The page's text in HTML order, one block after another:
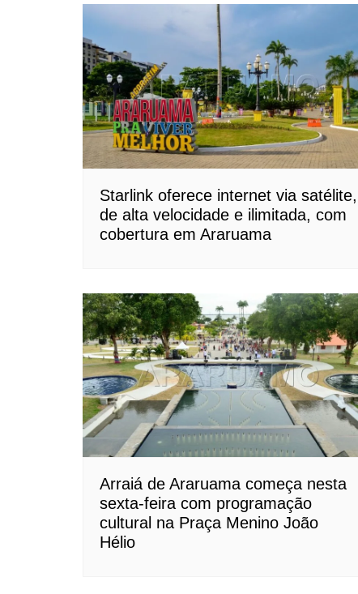
Starlink oferece internet via satélite,
de alta velocidade e ilimitada, com
cobertura em Araruama
Arraiá de Araruama começa nesta
sexta-feira com programação
cultural na Praça Menino João
Hélio